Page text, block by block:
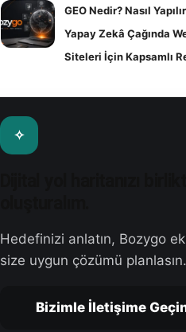
GEO Nedir? Nasıl
Yapay Zekâ Çağında
Siteleri İçin Kapsamlı
Hedefinizi anlatın, Bozygo
size uygun çözümü planlasın.
Bizimle İletişime